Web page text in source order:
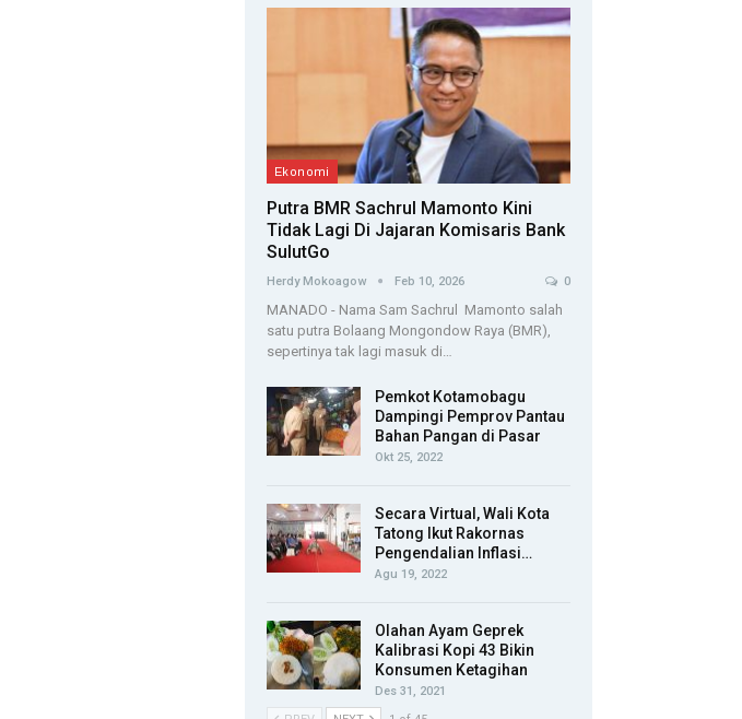
Ekonomi
Putra BMR Sachrul Mamonto Kini
Tidak Lagi Di Jajaran Komisaris Bank
SulutGo
Herdy Mokoagow Feb 10, 2026 0
MANADO - Nama Sam Sachrul Mamonto salah
satu putra Bolaang Mongondow Raya (BMR),
sepertinya tak lagi masuk di…
Pemkot Kotamobagu
Dampingi Pemprov Pantau
Bahan Pangan di Pasar
Okt 25, 2022
Secara Virtual, Wali Kota
Tatong Ikut Rakornas
Pengendalian Inflasi…
Agu 19, 2022
Olahan Ayam Geprek
Kalibrasi Kopi 43 Bikin
Konsumen Ketagihan
Des 31, 2021